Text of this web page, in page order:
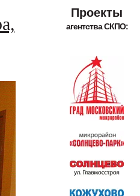
Проекты
агентства СКПО: